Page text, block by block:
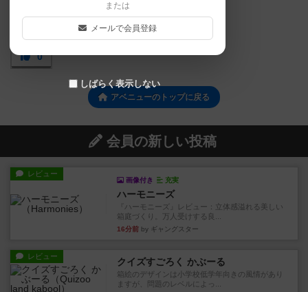
0
アベニューのトップに戻る
会員の新しい投稿
レビュー
画像付き 充実
ハーモニーズ
『ハーモニーズ』レビュー：立体感溢れる美しい
箱庭づくり。万人受けする良...
16分前 by ギャングスター
レビュー クイズすごろく かぶーる
箱絵のデザインは小学校低学年向きの風情があり
ますが、問題のレベルによっ...
または
メールで会員登録
しばらく表示しない